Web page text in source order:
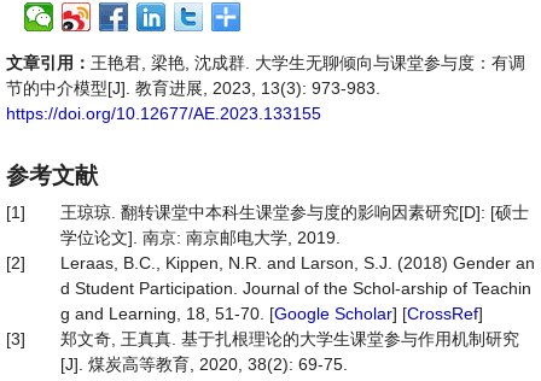
文章引用： 王艳君, 梁艳, 沈成群. 大学生无聊倾向与课堂参与度：有调
节的中介模型[J]. 教育进展, 2023, 13(3): 973-983.
https://doi.org/10.12677/AE.2023.133155
参考文献
[1]
王琼琼. 翻转课堂中本科生课堂参与度的影响因素研究[D]: [硕士
学位论文]. 南京: 南京邮电大学, 2019.
[2]
Leraas, B.C., Kippen, N.R. and Larson, S.J. (2018) Gender an
d Student Participation. Journal of the Schol-arship of Teachin
g and Learning, 18, 51-70. [Google Scholar] [CrossRef]
[3]
郑文奇, 王真真. 基于扎根理论的大学生课堂参与作用机制研究
[J]. 煤炭高等教育, 2020, 38(2): 69-75.